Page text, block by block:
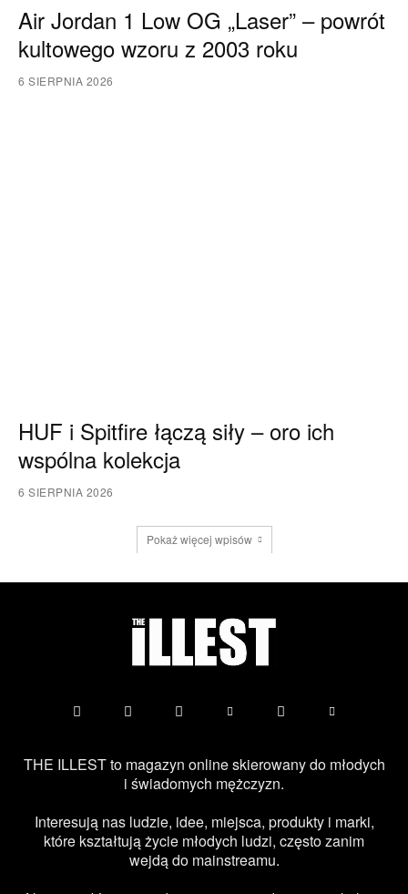
Air Jordan 1 Low OG „Laser” – powrót
kultowego wzoru z 2003 roku
6 SIERPNIA 2026
HUF i Spitfire łączą siły – oro ich
wspólna kolekcja
6 SIERPNIA 2026
Pokaż więcej wpisów
THE ILLEST to magazyn online skierowany do młodych
i świadomych mężczyzn.
Interesują nas ludzie, idee, miejsca, produkty i marki,
które kształtują życie młodych ludzi, często zanim
wejdą do mainstreamu.